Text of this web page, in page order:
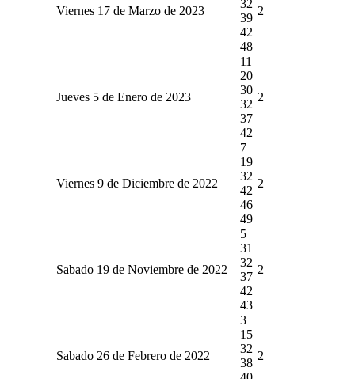
Viernes 17 de Marzo de 2023
32
39
42
48
2
Jueves 5 de Enero de 2023
11
20
30
32
37
42
2
Viernes 9 de Diciembre de 2022
7
19
32
42
46
49
2
Sabado 19 de Noviembre de 2022
5
31
32
37
42
43
2
Sabado 26 de Febrero de 2022
3
15
32
38
2